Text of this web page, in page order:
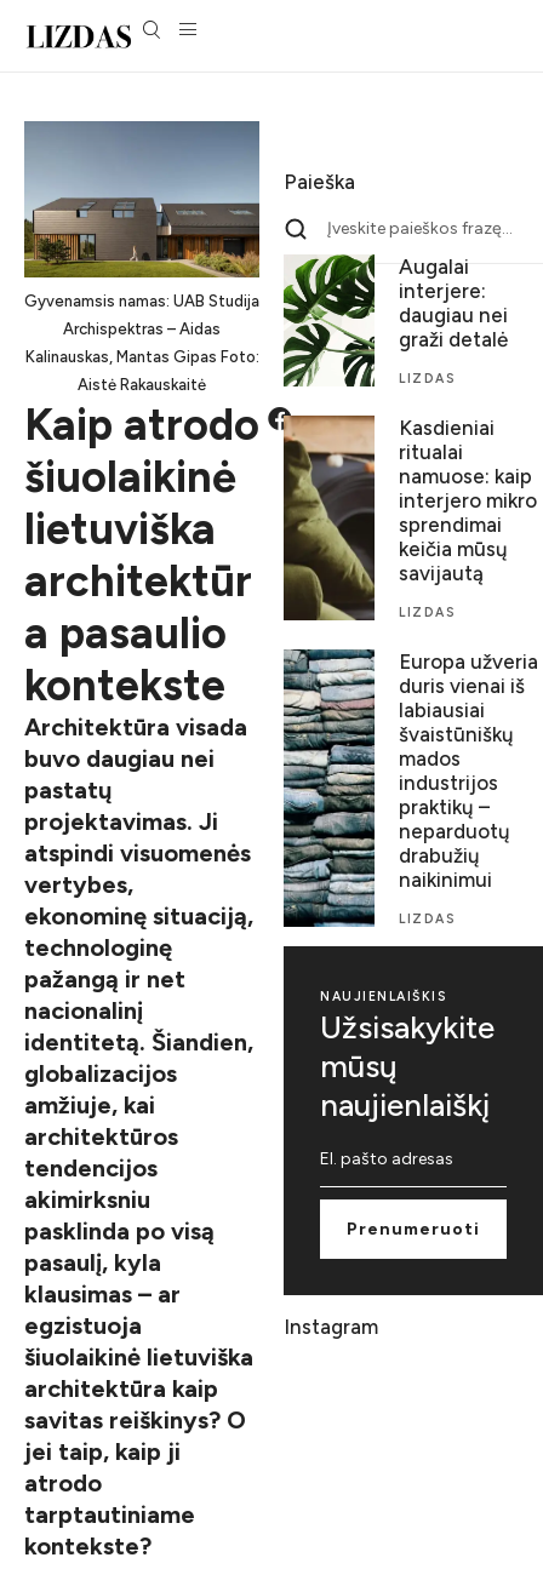
Gyvenamsis namas: UAB Studija
Archispektras – Aidas
Kalinauskas, Mantas Gipas Foto:
Aistė Rakauskaitė
Kaip atrodo
šiuolaikinė
lietuviška
architektūr
a pasaulio
kontekste
Architektūra visada
buvo daugiau nei
pastatų
projektavimas. Ji
atspindi visuomenės
vertybes,
ekonominę situaciją,
technologinę
pažangą ir net
nacionalinį
identitetą. Šiandien,
globalizacijos
amžiuje, kai
architektūros
tendencijos
akimirksniu
pasklinda po visą
pasaulį, kyla
klausimas – ar
egzistuoja
šiuolaikinė lietuviška
architektūra kaip
savitas reiškinys? O
jei taip, kaip ji
atrodo
tarptautiniame
kontekste?
Paieška
Augalai
interjere:
daugiau nei
graži detalė
LIZDAS
Kasdieniai
ritualai
namuose: kaip
interjero mikro
sprendimai
keičia mūsų
savijautą
LIZDAS
Europa užveria
duris vienai iš
labiausiai
švaistūniškų
mados
industrijos
praktikų –
neparduotų
drabužių
naikinimui
LIZDAS
NAUJIENLAIŠKIS
Užsisakykite
mūsų
naujienlaiškį
Prenumeruoti
Instagram